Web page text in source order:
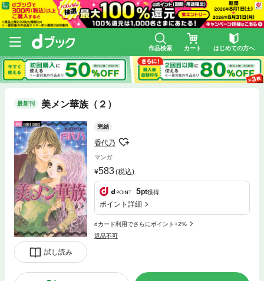
作品検索 カート はじめての方へ
最新刊 美メン華族（２）
試し読み
完結
香代乃
マンガ
583(税込)
5pt獲得
ポイント詳細
dカード利用でさらにポイント+2%
返品不可